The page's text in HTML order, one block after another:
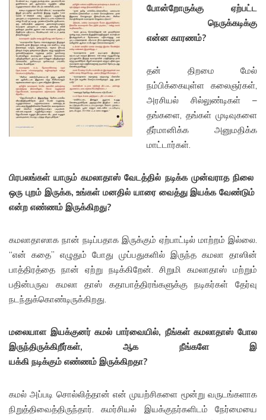
போன்றோருக்கு ஏற்பட்ட
நெருக்கடிக்கு
என்ன காரணம்?
தன் திறமை மேல்
நம்பிக்கையுள்ள கலைஞர்கள்,
அரசியல் சில்லுண்டிகள் –
தங்களை, தங்கள் முடிவுகளை
தீர்மானிக்க அனுமதிக்க
மாட்டார்கள்.
பிரபலங்கள் யாரும் கமலாதாஸ்வேடத்தில் நடிக்க முன்வராத நிலை
ஒரு புறம் இருக்க,உங்கள் மனதில் யாரை வைத்து இயக்க வேண்டும்
என்ற எண்ணம் இருக்கிறது?
கமலாதாஸாக நான் நடிப்பதாக இருக்கும் ஏற்பாட்டில் மாற்றம் இல்லை.
“என் கதை” எழுதும் போது முப்பதுகளில் இருந்த கமலா தாஸின்
பாத்திரத்தை நான் ஏற்று நடிக்கிறேன். சிறுமி கமலாதாஸ் மற்றும்
பதின்பருவ கமலா தாஸ் கதாபாத்திரங்களுக்கு நடிகர்கள் தேர்வு
நடந்துக்கொண்டிருக்கிறது.
மலையாள இயக்குனர் கமல் பார்வையில், நீங்கள் கமலாதாஸ் போல
இருந்திருக்கிறீர்கள்,ஆக நீங்களே இ
யக்கி நடிக்கும் எண்ணம் இருக்கிறதா?
கமல் அப்படி சொல்லித்தான் என் முயற்சிகளை மூன்று வருடங்களாக
நிறுத்திவைத்திருந்தார். கமர்சியல் இயக்குநர்களிடம் நேர்மையை